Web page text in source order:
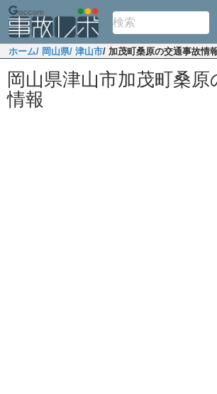
ホーム/ 岡山県/ 津山市/ 加茂町桑原の交通事故情
岡山県津山市加茂町桑原
情報